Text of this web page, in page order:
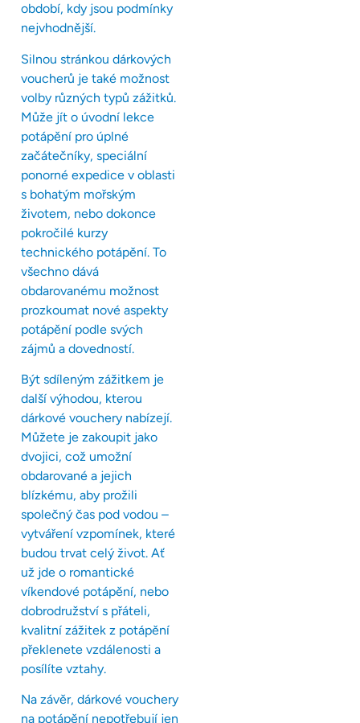
období, kdy jsou podmínky
nejvhodnější.
Silnou stránkou dárkových
voucherů je také možnost
volby různých typů zážitků.
Může jít o úvodní lekce
potápění pro úplné
začátečníky, speciální
ponorné expedice v oblasti
s bohatým mořským
životem, nebo dokonce
pokročilé kurzy
technického potápění. To
všechno dává
obdarovanému možnost
prozkoumat nové aspekty
potápění podle svých
zájmů a dovedností.
Být sdíleným zážitkem je
další výhodou, kterou
dárkové vouchery nabízejí.
Můžete je zakoupit jako
dvojici, což umožní
obdarované a jejich
blízkému, aby prožili
společný čas pod vodou –
vytváření vzpomínek, které
budou trvat celý život. Ať
už jde o romantické
víkendové potápění, nebo
dobrodružství s přáteli,
kvalitní zážitek z potápění
překlenete vzdálenosti a
posílíte vztahy.
Na závěr, dárkové vouchery
na potápění nepotřebují jen